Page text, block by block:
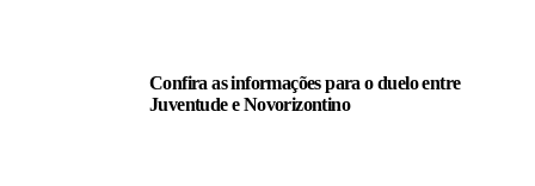
Confira as informações para o duelo entre
Juventude e Novorizontino